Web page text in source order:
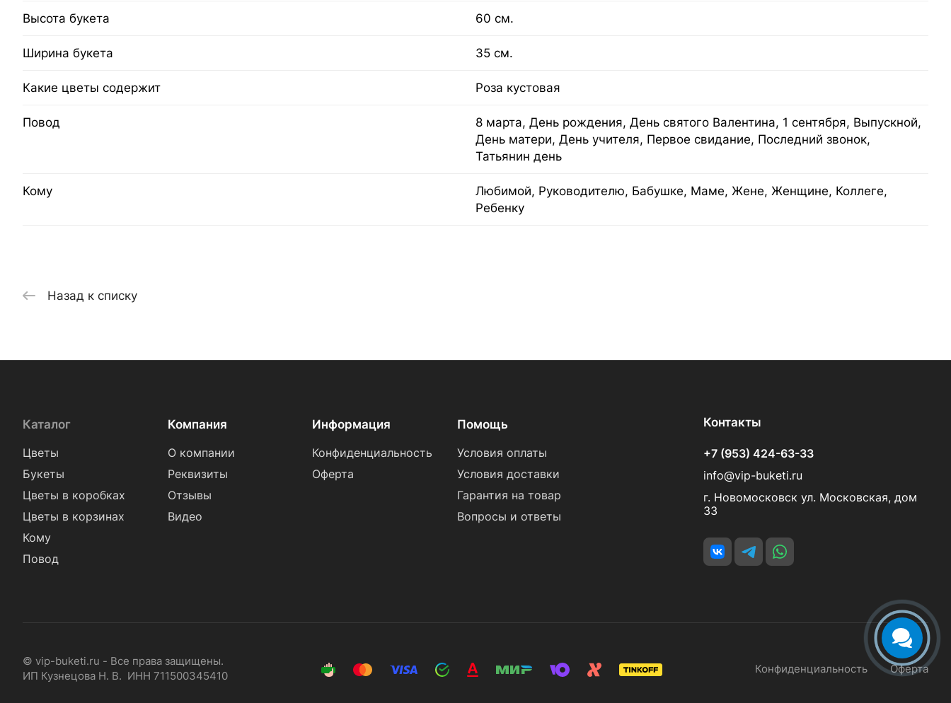
Высота букета 60 см.
Ширина букета 35 см.
Какие цветы содержит Роза кустовая
Повод
8 марта, День рождения, День святого Валентина, 1 сентября, Выпускной,
День матери, День учителя, Первое свидание, Последний звонок,
Татьянин день
Кому
Любимой, Руководителю, Бабушке, Маме, Жене, Женщине, Коллеге,
Ребенку
Назад к списку
Каталог
Цветы
Букеты
Цветы в коробках
Цветы в корзинах
Кому
Повод
Компания
О компании
Реквизиты
Отзывы
Видео
Информация
Конфиденциальность
Оферта
Помощь
Условия оплаты
Условия доставки
Гарантия на товар
Вопросы и ответы
Контакты
+7 (953) 424-63-33
info@vip-buketi.ru
г. Новомосковск ул. Московская, дом
33
© vip-buketi.ru - Все права защищены.
ИП Кузнецова Н. В. ИНН 711500345410
Конфиденциальность Оферта